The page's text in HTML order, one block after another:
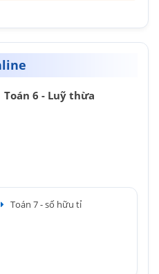
Toán 6 - Luỹ thừa
Toán 7 - số hữu tỉ